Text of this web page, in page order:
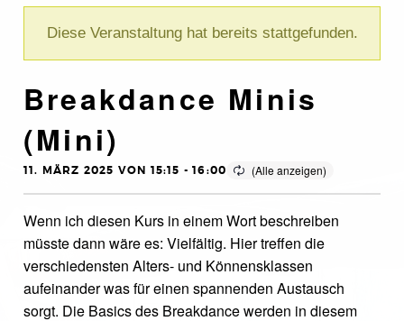
Diese Veranstaltung hat bereits stattgefunden.
Breakdance Minis
(Mini)
11. MÄRZ 2025 VON 15:15 -16:00
Wenn ich diesen Kurs in einem Wort beschreiben
müsste dann wäre es: Vielfältig. Hier treffen die
verschiedensten Alters- und Könnensklassen
aufeinander was für einen spannenden Austausch
sorgt. Die Basics des Breakdance werden in diesem